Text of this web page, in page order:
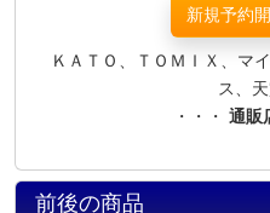
新規予約
ＫＡＴＯ、ＴＯＭＩＸ、マ
ス、
・・・ 通販
前後の商品